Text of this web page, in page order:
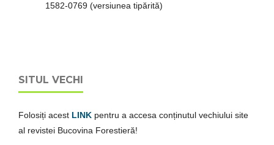
1582-0769 (versiunea tipărită)
SITUL VECHI
Folosiți acest LINK pentru a accesa conținutul vechiului site
al revistei Bucovina Forestieră!